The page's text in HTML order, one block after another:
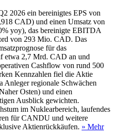
2026 ein bereinigtes EPS von
CAD) und einen Umsatz von
yoy), das bereinigte EBITDA
von 293 Mio. CAD. Das
für das
etwa 2,7 Mrd. CAD an und
Cashflow von rund 500
Kennzahlen fiel die Aktie
Anleger regionale Schwächen
Osten) und einen
Ausblick gewichten.
im Nuklearbereich, laufendes
für CANDU und weitere
Aktienrückkäufen. » Mehr